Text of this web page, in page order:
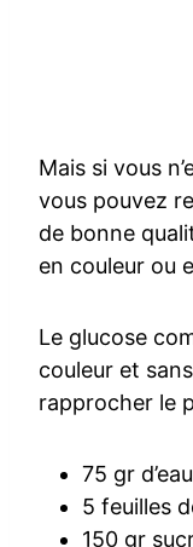
Mais si vous
vous pouvez
de bonne
en couleur ou
Le glucose
couleur et
rapprocher le
75 gr d’eau
5 feuilles
150 gr